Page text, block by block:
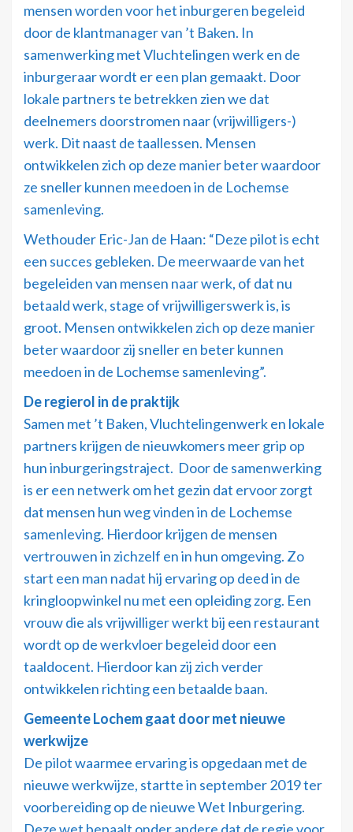
mensen worden voor het inburgeren begeleid
door de klantmanager van ’t Baken. In
samenwerking met Vluchtelingen werk en de
inburgeraar wordt er een plan gemaakt. Door
lokale partners te betrekken zien we dat
deelnemers doorstromen naar (vrijwilligers-)
werk. Dit naast de taallessen. Mensen
ontwikkelen zich op deze manier beter waardoor
ze sneller kunnen meedoen in de Lochemse
samenleving.
Wethouder Eric-Jan de Haan: “Deze pilot is echt
een succes gebleken. De meerwaarde van het
begeleiden van mensen naar werk, of dat nu
betaald werk, stage of vrijwilligerswerk is, is
groot. Mensen ontwikkelen zich op deze manier
beter waardoor zij sneller en beter kunnen
meedoen in de Lochemse samenleving”.
De regierol in de praktijk
Samen met ’t Baken, Vluchtelingenwerk en lokale
partners krijgen de nieuwkomers meer grip op
hun inburgeringstraject. Door de samenwerking
is er een netwerk om het gezin dat ervoor zorgt
dat mensen hun weg vinden in de Lochemse
samenleving. Hierdoor krijgen de mensen
vertrouwen in zichzelf en in hun omgeving. Zo
start een man nadat hij ervaring op deed in de
kringloopwinkel nu met een opleiding zorg. Een
vrouw die als vrijwilliger werkt bij een restaurant
wordt op de werkvloer begeleid door een
taaldocent. Hierdoor kan zij zich verder
ontwikkelen richting een betaalde baan.
Gemeente Lochem gaat door met nieuwe
werkwijze
De pilot waarmee ervaring is opgedaan met de
nieuwe werkwijze, startte in september 2019 ter
voorbereiding op de nieuwe Wet Inburgering.